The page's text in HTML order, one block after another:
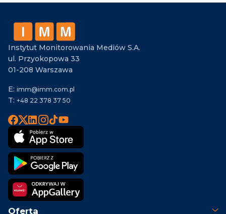
Instytut Monitorowania Mediów S.A.
ul. Przyokopowa 33
01-208 Warszawa
E: imm@imm.com.pl
T: +48 22 378 37 50
Oferta